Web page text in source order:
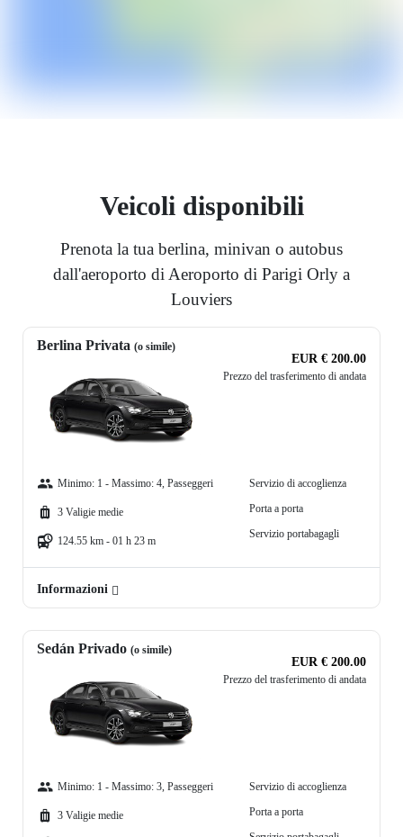
Veicoli disponibili
Prenota la tua berlina, minivan o autobus
dall'aeroporto di Aeroporto di Parigi Orly a
Louviers
Berlina Privata (o simile)
EUR € 200.00
Prezzo del trasferimento di andata
Minimo: 1 - Massimo: 4, Passeggeri
3 Valigie medie
124.55 km - 01 h 23 m
Servizio di accoglienza
Porta a porta
Servizio portabagagli
Informazioni
Sedán Privado (o simile)
EUR € 200.00
Prezzo del trasferimento di andata
Minimo: 1 - Massimo: 3, Passeggeri
3 Valigie medie
Servizio di accoglienza
Porta a porta